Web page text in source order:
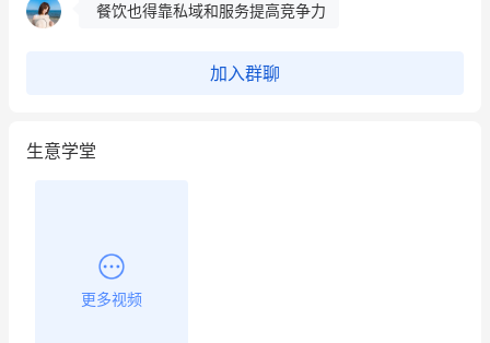
餐饮也得靠私域和服务提高竞争力
加入群聊
生意学堂
更多视频